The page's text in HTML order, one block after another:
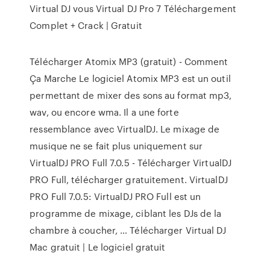
Virtual DJ vous Virtual DJ Pro 7 Téléchargement
Complet + Crack | Gratuit
Télécharger Atomix MP3 (gratuit) - Comment
Ça Marche Le logiciel Atomix MP3 est un outil
permettant de mixer des sons au format mp3,
wav, ou encore wma. Il a une forte
ressemblance avec VirtualDJ. Le mixage de
musique ne se fait plus uniquement sur
VirtualDJ PRO Full 7.0.5 - Télécharger VirtualDJ
PRO Full, télécharger gratuitement. VirtualDJ
PRO Full 7.0.5: VirtualDJ PRO Full est un
programme de mixage, ciblant les DJs de la
chambre à coucher, … Télécharger Virtual DJ
Mac gratuit | Le logiciel gratuit